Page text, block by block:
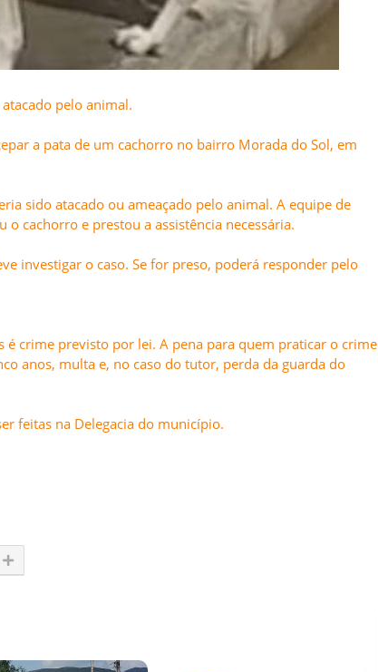
pelo animal.
a pata de um cachorro no bairro Morada do Sol, em
sido atacado ou ameaçado pelo animal. A equipe de
o cachorro e prestou a assistência necessária.
investigar o caso. Se for preso, poderá responder pelo
é crime previsto por lei. A pena para quem praticar o crime
anos, multa e, no caso do tutor, perda da guarda do
feitas na Delegacia do município.